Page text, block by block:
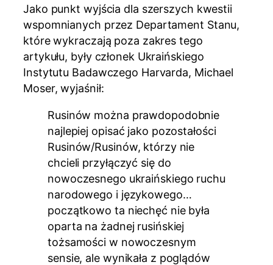
Jako punkt wyjścia dla szerszych kwestii
wspomnianych przez Departament Stanu,
które wykraczają poza zakres tego
artykułu, były członek Ukraińskiego
Instytutu Badawczego Harvarda, Michael
Moser, wyjaśnił:
Rusinów można prawdopodobnie
najlepiej opisać jako pozostałości
Rusinów/Rusinów, którzy nie
chcieli przyłączyć się do
nowoczesnego ukraińskiego ruchu
narodowego i językowego…
początkowo ta niechęć nie była
oparta na żadnej rusińskiej
tożsamości w nowoczesnym
sensie, ale wynikała z poglądów